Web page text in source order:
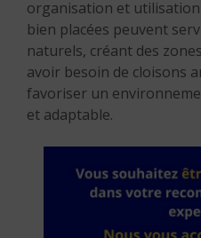
organisation et utilisation
bien placées peuvent
naturels, créant des
avoir besoin de cloisons
favoriser un
et adaptable.